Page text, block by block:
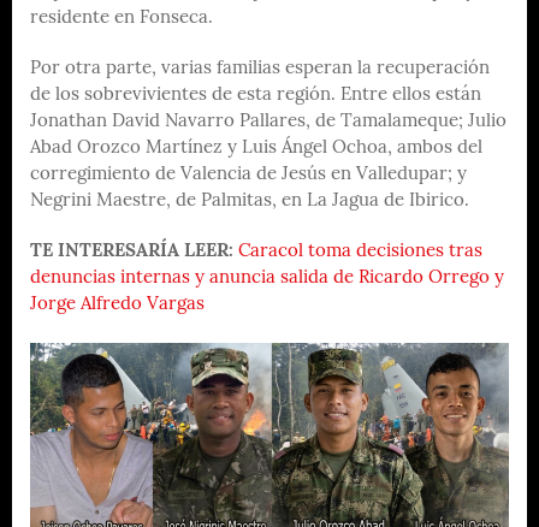
residente en Fonseca.
Por otra parte, varias familias esperan la recuperación
de los sobrevivientes de esta región. Entre ellos están
Jonathan David Navarro Pallares, de Tamalameque; Julio
Abad Orozco Martínez y Luis Ángel Ochoa, ambos del
corregimiento de Valencia de Jesús en Valledupar; y
Negrini Maestre, de Palmitas, en La Jagua de Ibirico.
TE INTERESARÍA LEER: Caracol toma decisiones tras
denuncias internas y anuncia salida de Ricardo Orrego y
Jorge Alfredo Vargas